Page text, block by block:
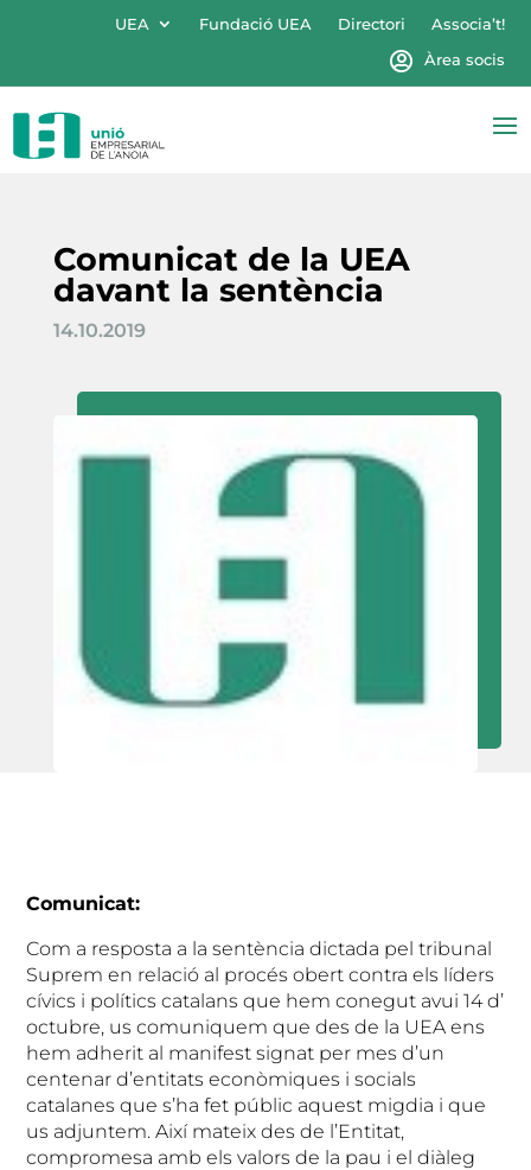
UEA Fundació UEA Directori
Associa’t!
Àrea socis
Comunicat de la UEA
davant la sentència
14.10.2019
Comunicat:
Com a resposta a la sentència dictada pel tribunal
Suprem en relació al procés obert contra els líders
cívics i polítics catalans que hem conegut avui 14 d’
octubre, us comuniquem que des de la UEA ens
hem adherit al manifest signat per mes d’un
centenar d’entitats econòmiques i socials
catalanes que s’ha fet públic aquest migdia i que
us adjuntem. Així mateix des de l’Entitat,
compromesa amb els valors de la pau i el diàleg